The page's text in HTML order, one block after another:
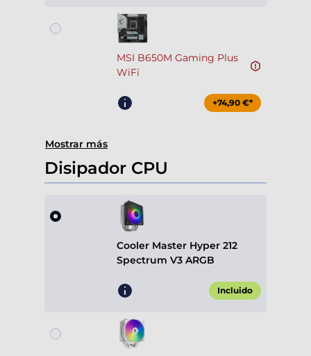
MSI B650M Gaming Plus
WiFi
+74,90 €*
Mostrar más
Disipador CPU
Cooler Master Hyper 212
Spectrum V3 ARGB
Incluido